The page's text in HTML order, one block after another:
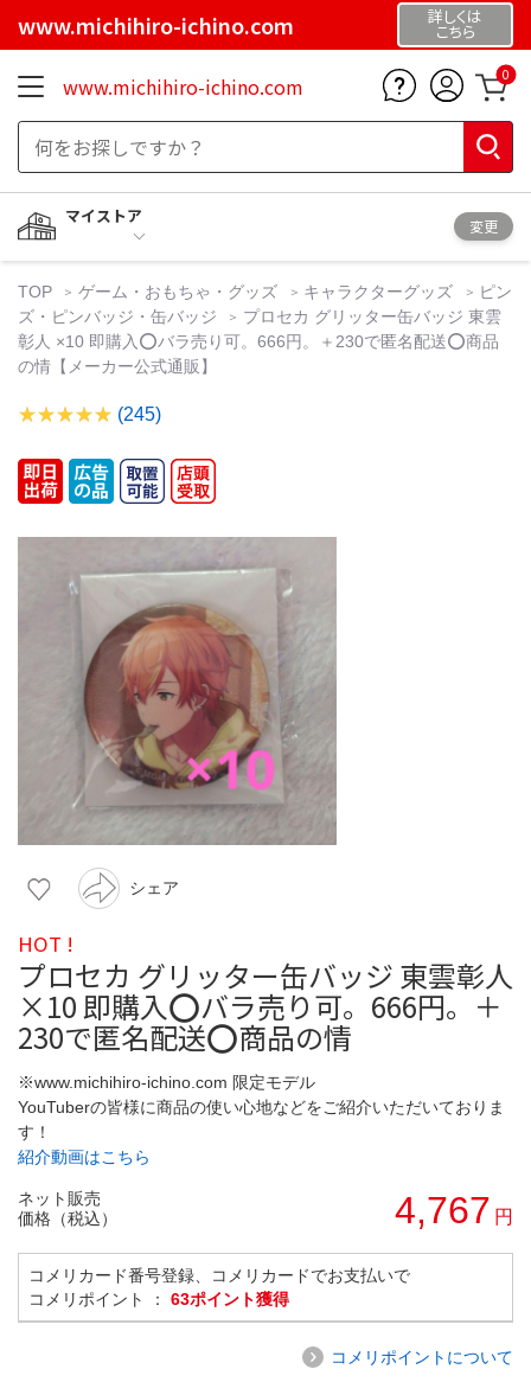
www.michihiro-ichino.com 詳しくは
こちら
www.michihiro-ichino.com 0
マイストア
変更
TOP ゲーム・おもちゃ・グッズ キャラクターグッズ
ピン
ズ・ピンバッジ・缶バッジ
プロセカ グリッター缶バッジ 東雲
彰人 ×10 即購入⭕バラ売り可。666円。＋230で匿名配送️⭕️商品
の情【メーカー公式通販】
(245)
シェア
HOT !
プロセカ グリッター缶バッジ 東雲彰人
×10 即購入⭕バラ売り可。666円。＋
230で匿名配送️⭕️商品の情
※www.michihiro-ichino.com 限定モデル
YouTuberの皆様に商品の使い心地などをご紹介いただいておりま
す！
紹介動画はこちら
ネット販売
価格（税込）
4,767 円
コメリカード番号登録、コメリカードでお支払いで
コメリポイント ： 63ポイント獲得
コメリポイントについて